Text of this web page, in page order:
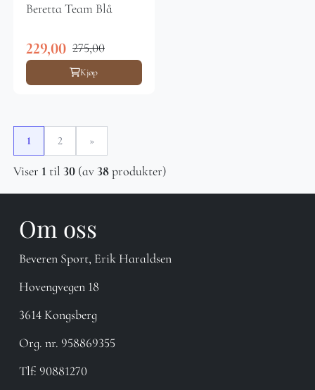
Beretta Team Blå
229,00 275,00
Kjøp
1 2 »
Viser 1til 30(av38produkter)
Om oss
Beveren Sport, Erik Haraldsen
Hovengvegen 18
3614 Kongsberg
Org. nr. 958869355
Tlf: 90881270